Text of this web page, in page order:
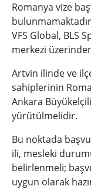
Romanya vize
VFS Global, BLS
merkezi
Artvin ilinde ve
sahiplerinin
Ankara
yürütülmelidir.
Bu noktada
ili, mesleki
belirlenmeli;
uygun olarak